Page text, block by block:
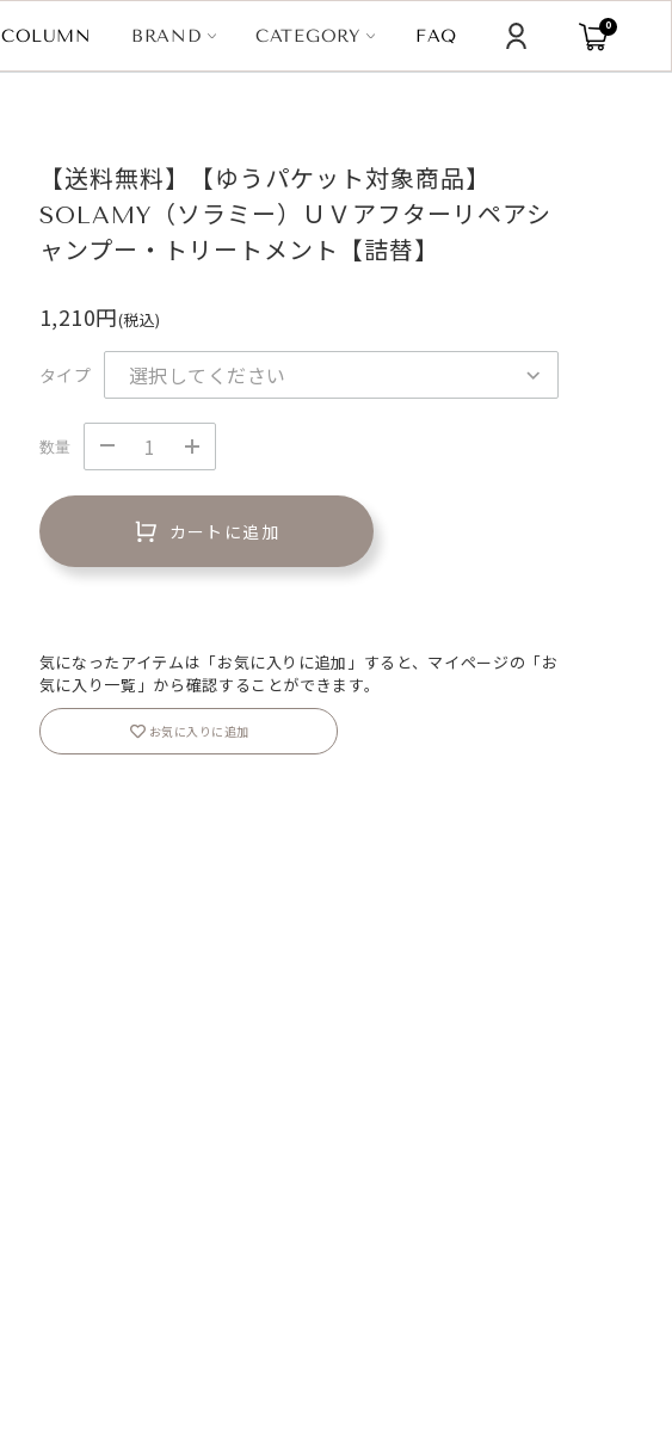
COLUMN BRAND CATEGORY FAQ
0
【送料無料】【ゆうパケット対象商品】
SOLAMY（ソラミー）ＵＶアフターリペアシ
ャンプー・トリートメント【詰替】
1,210円(税込)
タイプ
数量
カートに追加
気になったアイテムは「お気に入りに追加」すると、マイページの「お
気に入り一覧」から確認することができます。
お気に入りに追加